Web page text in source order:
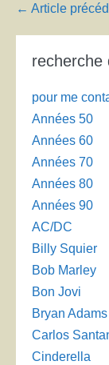
Navigation
← Article
recherche
pour me
Années 50
Années 60
Années 70
Années 80
Années 90
AC/DC
Billy Squier
Bob Marley
Bon Jovi
Bryan Adams
Carlos
Cinderella